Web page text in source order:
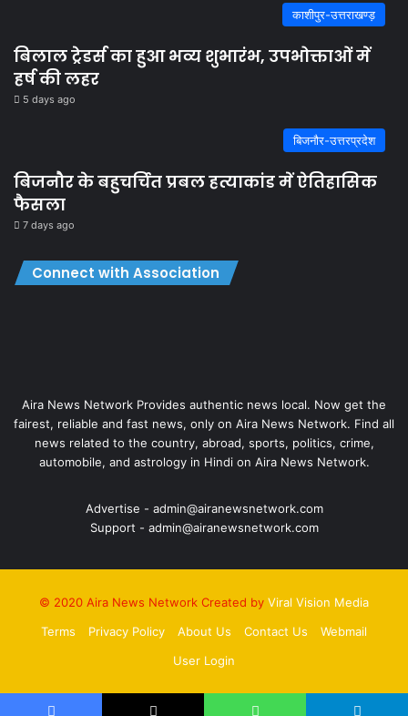
काशीपुर-उत्तराखण्ड़
बिलाल ट्रेडर्स का हुआ भव्य शुभारंभ, उपभोक्ताओं में
हर्ष की लहर
5 days ago
बिजनौर-उत्तरप्रदेश
बिजनौर के बहुचर्चित प्रबल हत्याकांड में ऐतिहासिक
फैसला
7 days ago
Connect with Association
Aira News Network Provides authentic news local. Now get the
fairest, reliable and fast news, only on Aira News Network. Find all
news related to the country, abroad, sports, politics, crime,
automobile, and astrology in Hindi on Aira News Network.
Advertise - admin@airanewsnetwork.com
Support - admin@airanewsnetwork.com
© 2020 Aira News Network Created by Viral Vision Media
Terms
Privacy Policy About Us Contact Us
Webmail
User Login